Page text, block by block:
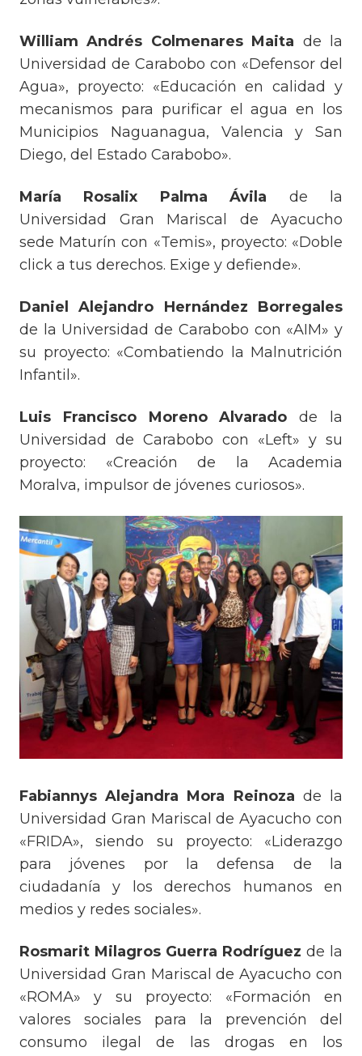
William Andrés Colmenares Maita de la
Universidad de Carabobo con «Defensor del
Agua», proyecto: «Educación en calidad y
mecanismos para purificar el agua en los
Municipios Naguanagua, Valencia y San
Diego, del Estado Carabobo».
María Rosalix Palma Ávila de la
Universidad Gran Mariscal de Ayacucho
sede Maturín con «Temis», proyecto: «Doble
click a tus derechos. Exige y defiende».
Daniel Alejandro Hernández Borregales
de la Universidad de Carabobo con «AIM» y
su proyecto: «Combatiendo la Malnutrición
Infantil».
Luis Francisco Moreno Alvarado de la
Universidad de Carabobo con «Left» y su
proyecto: «Creación de la Academia
Moralva, impulsor de jóvenes curiosos».
Fabiannys Alejandra Mora Reinoza de la
Universidad Gran Mariscal de Ayacucho con
«FRIDA», siendo su proyecto: «Liderazgo
para jóvenes por la defensa de la
ciudadanía y los derechos humanos en
medios y redes sociales».
Rosmarit Milagros Guerra Rodríguez de la
Universidad Gran Mariscal de Ayacucho con
«ROMA» y su proyecto: «Formación en
valores sociales para la prevención del
consumo ilegal de las drogas en los